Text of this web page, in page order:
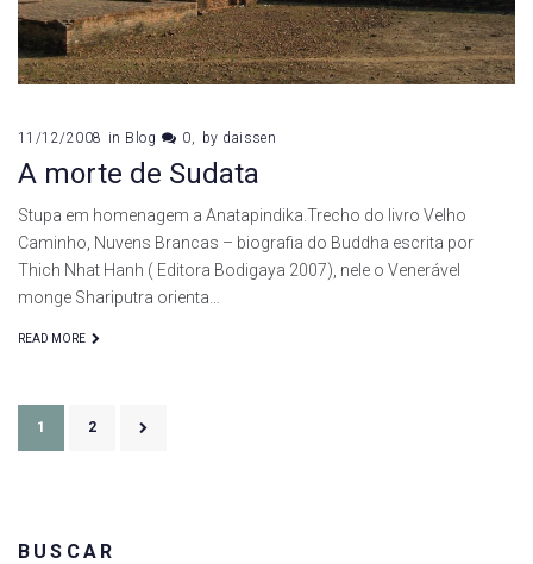
11/12/2008 in Blog 0 by daissen
A morte de Sudata
Stupa em homenagem a Anatapindika.Trecho do livro Velho
Caminho, Nuvens Brancas – biografia do Buddha escrita por
Thich Nhat Hanh ( Editora Bodigaya 2007), nele o Venerável
monge Shariputra orienta…
READ MORE
Paginação
de
1 2
BUSCAR